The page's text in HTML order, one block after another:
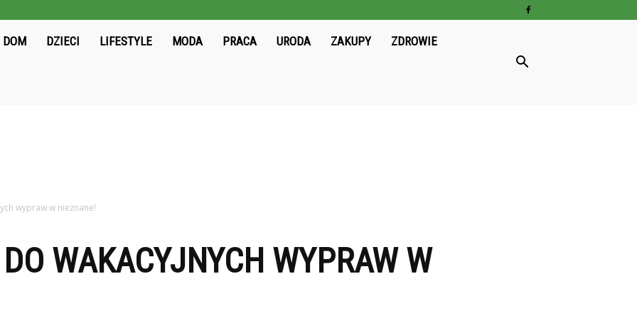
DOM DZIECI LIFESTYLE MODA PRACA URODA ZAKUPY ZDROWIE
wypraw w nieznane!
WAKACYJNYCH WYPRAW W